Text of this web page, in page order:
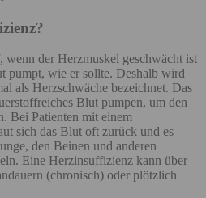
der Herzmuskel geschwächt ist
pumpt, wie er sollte. Deshalb wird
als Herzschwäche bezeichnet. Das
Blut pumpen, um den
Bei Patienten mit einem
sich das Blut oft zurück und es
den Beinen und anderen
Eine Herzinsuffizienz kann über
(chronisch) oder plötzlich